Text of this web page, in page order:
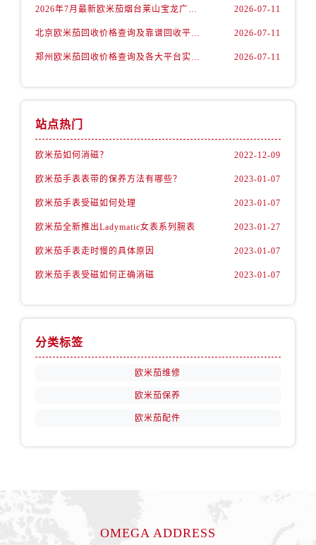
安徽省亳州市谯城区魏武大道欧米茄售后服务中心（需提前预约）
2026年7月最新欧米茄烟台莱山宝龙广场维修保养服务电话 2026-07-11
北京欧米茄回收价格查询及靠谱回收平台实测排行（2026年7月最新数据） 2026-07-11
郑州欧米茄回收价格查询及各大平台实测排行(2026年7月最新数据) 2026-07-11
站点热门
欧米茄如何消磁？ 2022-12-09
欧米茄手表表带的保养方法有哪些？ 2023-01-07
欧米茄手表受磁如何处理 2023-01-07
欧米茄全新推出Ladymatic女表系列腕表 2023-01-27
欧米茄手表走时慢的具体原因 2023-01-07
欧米茄手表受磁如何正确消磁 2023-01-07
分类标签
欧米茄维修
欧米茄保养
欧米茄配件
OMEGA ADDRESS